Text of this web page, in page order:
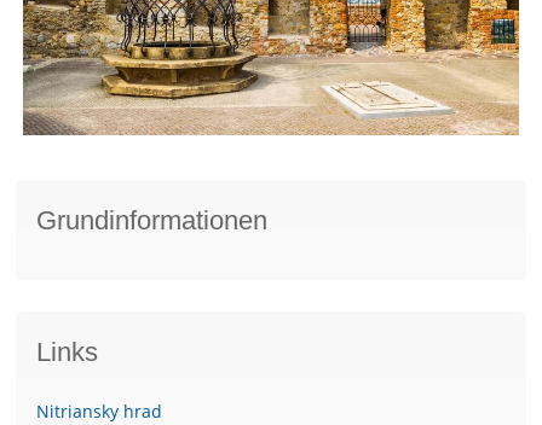
Grundinformationen
Links
Nitriansky hrad